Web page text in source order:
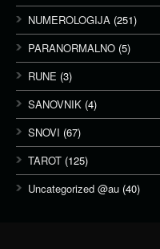
NUMEROLOGIJA (251)
PARANORMALNO (5)
RUNE (3)
SANOVNIK (4)
SNOVI (67)
TAROT (125)
Uncategorized @au (40)